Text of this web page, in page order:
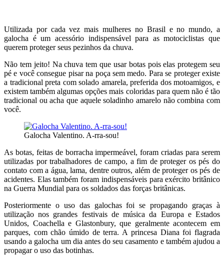
Utilizada por cada vez mais mulheres no Brasil e no mundo, a
galocha é um acessório indispensável para as motociclistas que
querem proteger seus pezinhos da chuva.
Não tem jeito! Na chuva tem que usar botas pois elas protegem seu
pé e você consegue pisar na poça sem medo. Para se proteger existe
a tradicional preta com solado amarela, preferida dos motoamigos, e
existem também algumas opções mais coloridas para quem não é tão
tradicional ou acha que aquele soladinho amarelo não combina com
você.
Galocha Valentino. A-rra-sou!
As botas, feitas de borracha impermeável, foram criadas para serem
utilizadas por trabalhadores de campo, a fim de proteger os pés do
contato com a água, lama, dentre outros, além de proteger os pés de
acidentes. Elas também foram indispensáveis para exército britânico
na Guerra Mundial para os soldados das forças britânicas.
Posteriormente o uso das galochas foi se propagando graças à
utilização nos grandes festivais de música da Europa e Estados
Unidos, Coachella e Glastonbury, que geralmente acontecem em
parques, com chão úmido de terra. A princesa Diana foi flagrada
usando a galocha um dia antes do seu casamento e também ajudou a
propagar o uso das botinhas.